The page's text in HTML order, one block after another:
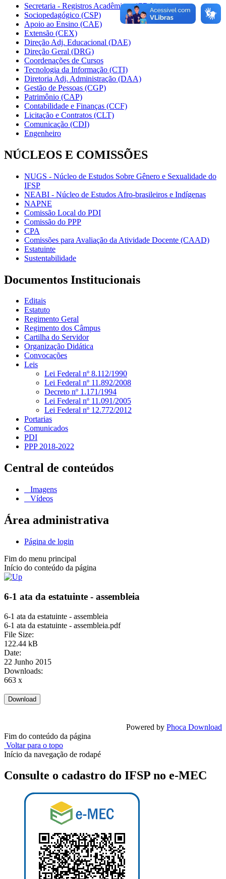
Secretaria - Registros Acadêmicos (CRA)
Sociopedagógico (CSP)
Apoio ao Ensino (CAE)
Extensão (CEX)
Direção Adj. Educacional (DAE)
Direção Geral (DRG)
Coordenações de Cursos
Tecnologia da Informação (CTI)
Diretoria Adj. Administração (DAA)
Gestão de Pessoas (CGP)
Patrimônio (CAP)
Contabilidade e Finanças (CCF)
Licitação e Contratos (CLT)
Comunicação (CDI)
Engenheiro
NÚCLEOS E COMISSÕES
NUGS - Núcleo de Estudos Sobre Gênero e Sexualidade do
IFSP
NEABI - Núcleo de Estudos Afro-brasileiros e Indígenas
NAPNE
Comissão Local do PDI
Comissão do PPP
CPA
Comissões para Avaliação da Atividade Docente (CAAD)
Estatuinte
Sustentabilidade
Documentos Institucionais
Editais
Estatuto
Regimento Geral
Regimento dos Câmpus
Cartilha do Servidor
Organização Didática
Convocações
Leis
Lei Federal nº 8.112/1990
Lei Federal nº 11.892/2008
Decreto nº 1.171/1994
Lei Federal nº 11.091/2005
Lei Federal nº 12.772/2012
Portarias
Comunicados
PDI
PPP 2018-2022
Central de conteúdos
Imagens
Vídeos
Área administrativa
Página de login
Fim do menu principal
Início do conteúdo da página
6-1 ata da estatuinte - assembleia
6-1 ata da estatuinte - assembleia
6-1 ata da estatuinte - assembleia.pdf
File Size:
122.44 kB
Date:
22 Junho 2015
Downloads:
663 x
Powered by Phoca Download
Fim do conteúdo da página
Voltar para o topo
Início da navegação de rodapé
Consulte o cadastro do IFSP no e-MEC